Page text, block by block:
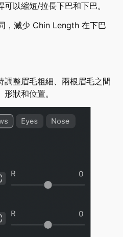
以縮短/拉長下巴和下巴。
，減少 Chin Length 在下巴
調整眉毛粗細、兩根眉毛之間
狀和位置。